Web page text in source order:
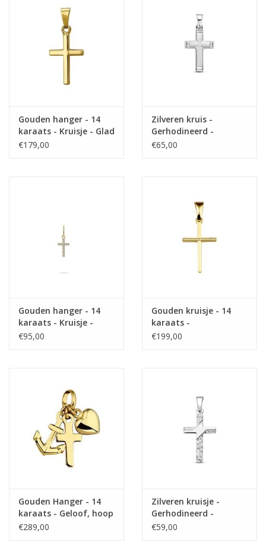
Gouden hanger - 14
karaats - Kruisje - Glad
€179,00
Zilveren kruis -
Gerhodineerd -
Mat/Glanzend
€65,00
Gouden hanger - 14
karaats - Kruisje -
Zirkonia
€95,00
Gouden kruisje - 14
karaats -
Gediamanteerd -
€199,00
Gouden Hanger - 14
karaats - Geloof, hoop
en Liefde - 18 mm
€289,00
Zilveren kruisje -
Gerhodineerd -
Gehamerd 18 mm
€59,00